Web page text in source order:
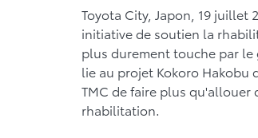
Toyota City, Japon, 19 juillet
initiative de soutien la
plus durement touche par le
lie au projet Kokoro Hakobu
TMC de faire plus
rhabilitation.